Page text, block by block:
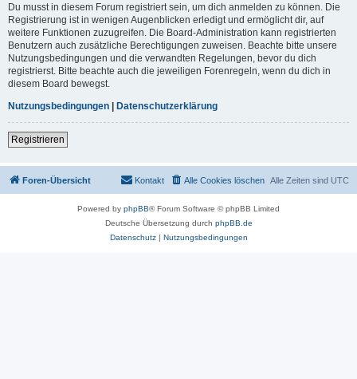
Du musst in diesem Forum registriert sein, um dich anmelden zu können. Die
Registrierung ist in wenigen Augenblicken erledigt und ermöglicht dir, auf
weitere Funktionen zuzugreifen. Die Board-Administration kann registrierten
Benutzern auch zusätzliche Berechtigungen zuweisen. Beachte bitte unsere
Nutzungsbedingungen und die verwandten Regelungen, bevor du dich
registrierst. Bitte beachte auch die jeweiligen Forenregeln, wenn du dich in
diesem Board bewegst.
Nutzungsbedingungen | Datenschutzerklärung
Registrieren
Foren-Übersicht Alle Zeiten sind UTC
Alle Cookies löschen
Kontakt
Powered by phpBB® Forum Software © phpBB Limited
Deutsche Übersetzung durch phpBB.de
Datenschutz| Nutzungsbedingungen